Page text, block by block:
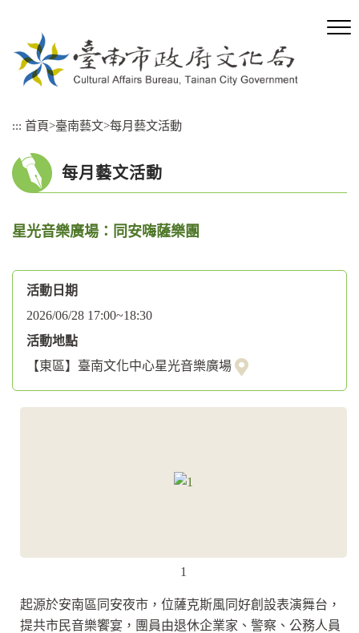
::: 首頁>臺南藝文>每月藝文活動
每月藝文活動
星光音樂廣場∶同安嗨薩樂團
活動日期
2026/06/28 17:00~18:30
活動地點
【東區】臺南文化中心星光音樂廣場
1
起源於安南區同安夜市，位薩克斯風同好創設表演舞台，
提共市民音樂饗宴，團員由退休企業家、警察、公務人員